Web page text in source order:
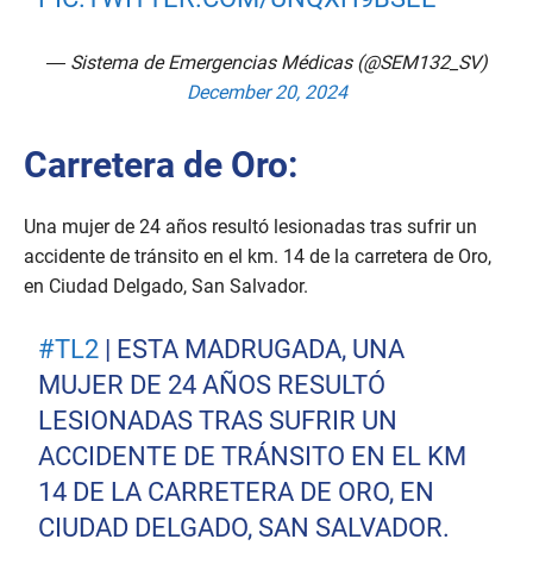
— Sistema de Emergencias Médicas (@SEM132_SV)
December 20, 2024
Carretera de Oro:
Una mujer de 24 años resultó lesionadas tras sufrir un
accidente de tránsito en el km. 14 de la carretera de Oro,
en Ciudad Delgado, San Salvador.
#TL2 | ESTA MADRUGADA, UNA
MUJER DE 24 AÑOS RESULTÓ
LESIONADAS TRAS SUFRIR UN
ACCIDENTE DE TRÁNSITO EN EL KM
14 DE LA CARRETERA DE ORO, EN
CIUDAD DELGADO, SAN SALVADOR.